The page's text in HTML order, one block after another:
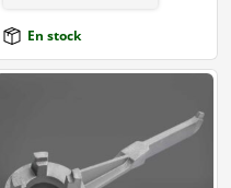
En stock